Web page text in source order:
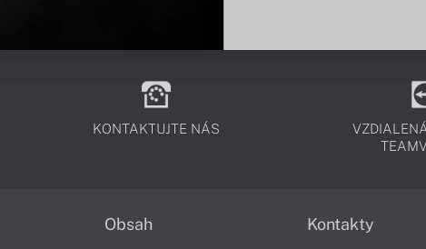
KONTAKTUJTE NÁS
Obsah Kontakty